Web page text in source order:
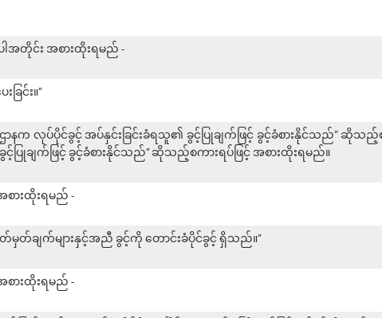
ါအတိုင်း အစားထိုးရမည် -
ြင်း။”
ာနက လုပ်ပိုင်ခွင့် အပ်နှင်းခြင်းခံရသူ၏ ခွင့်ပြုချက်ဖြင့် ခွင့်ခံစားနိုင်သည်” ဆိုသည့်
ြုချက်ဖြင့် ခွင့်ခံစားနိုင်သည်” ဆိုသည့်စကားရပ်ဖြင့် အစားထိုးရမည်။
စားထိုးရမည် -
ချက်များနှင့်အညီ ခွင့်ကို တောင်းခံပိုင်ခွင့် ရှိသည်။”
စားထိုးရမည် -